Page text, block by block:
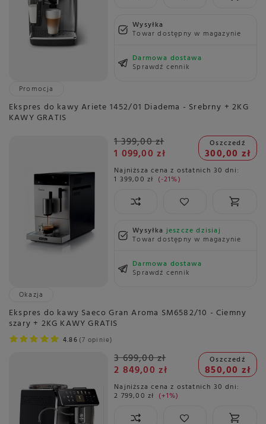
Wysyłka
Towar dostępny w magazynie
Darmowa dostawa
Sprawdź cennik
Promocja
Ekspres do kawy Ariete 1452/01 Diadema - Srebrny + 2KG
KAWY GRATIS
1 399,00 zł
1 099,00 zł
Oszczedź
300,00 zł
Najniższa cena z ostatnich 30 dni:
1 399,00 zł -21%
Wysyłkajeszcze dzisiaj
Towar dostępny w magazynie
Darmowa dostawa
Sprawdź cennik
Okazja
Ekspres do kawy Saeco Gran Aroma SM6582/10 - Ciemny
szary + 2KG KAWY GRATIS
4.86 7 opinie
3 699,00 zł
2 849,00 zł
Oszczedź
850,00 zł
Najniższa cena z ostatnich 30 dni:
2 799,00 zł +1%